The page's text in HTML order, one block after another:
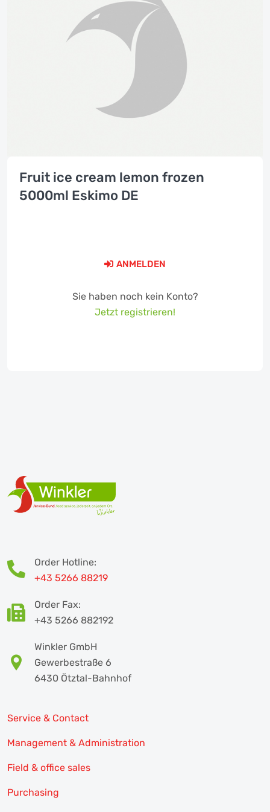
Fruit ice cream lemon frozen
5000ml Eskimo DE
ANMELDEN
Sie haben noch kein Konto?
Jetzt registrieren!
Order Hotline:
+43 5266 88219
Order Fax:
+43 5266 882192
Winkler GmbH
Gewerbestraße 6
6430 Ötztal-Bahnhof
Service & Contact
Management & Administration
Field & office sales
Purchasing